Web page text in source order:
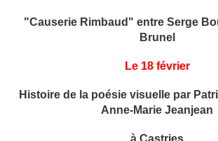
"Causerie Rimbaud" entre Serge
Brunel
Le 18 février
Histoire de la poésie visuelle par
Anne-Marie Jeanjean
à Castries